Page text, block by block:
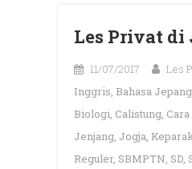
Les Privat di
11/07/2017 Les
Inggris, Bahasa Jepang
Biologi, Calistung,
Jenjang, Jogja,
Reguler, SBMPTN, SD,